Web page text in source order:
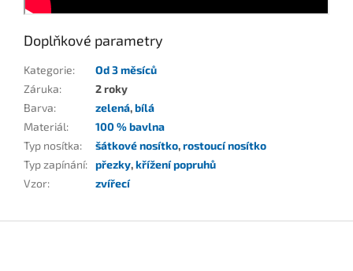
Doplňkové parametry
Kategorie:
Od 3 měsíců
Záruka:
2 roky
Barva: zelená,bílá
Materiál:
100 % bavlna
Typ nosítka: šátkové nosítko,rostoucí nosítko
Typ zapínání: přezky,křížení popruhů
Vzor: zvířecí